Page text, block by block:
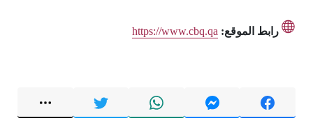
رابط الموقع: https://www.cbq.qa